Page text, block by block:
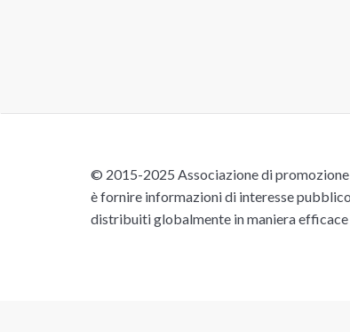
© 2015-2025 Associazione di promozione
è fornire informazioni di interesse
distribuiti globalmente in maniera